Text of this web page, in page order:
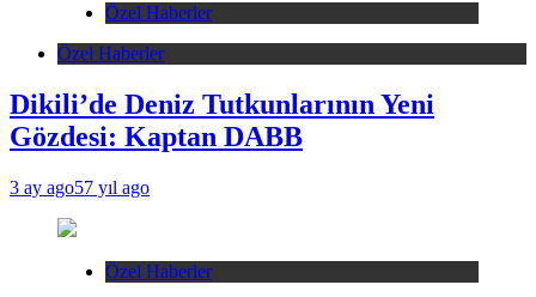
Özel Haberler
Özel Haberler
Dikili’de Deniz Tutkunlarının Yeni
Gözdesi: Kaptan DABB
3 ay ago57 yıl ago
Özel Haberler